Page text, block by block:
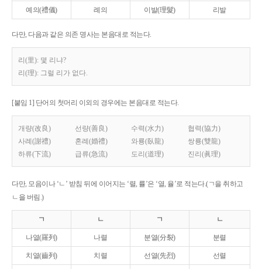
예의(禮儀) 례의 이발(理髮) 리발
다만, 다음과 같은 의존 명사는 본음대로 적는다.
리(里): 몇 리냐?
리(理): 그럴 리가 없다.
[붙임 1] 단어의 첫머리 이외의 경우에는 본음대로 적는다.
개량(改良) 선량(善良) 수력(水力)
협력(協力)
사례(謝禮)
혼례(婚禮) 와룡(臥龍)
쌍룡(雙龍)
하류(下流)
급류(急流) 도리(道理) 진리(眞理)
다만, 모음이나 ‘ㄴ’ 받침 뒤에 이어지는 ‘렬, 률’은 ‘열, 율’로 적는다.(ㄱ을 취하고
ㄴ을 버림.)
ㄱ ㄴ ㄱ ㄴ
나열(羅列) 나렬 분열(分裂) 분렬
치열(齒列) 치렬 선열(先烈) 선렬